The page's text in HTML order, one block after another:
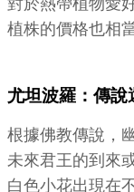
對於熱帶植物愛
植株的價格也相
尤坦波羅：傳說
根據佛教傳說，
未來君王的到來
白色小花出現在